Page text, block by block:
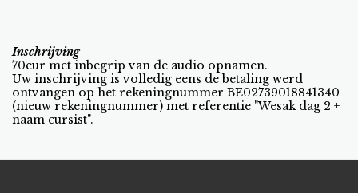
Inschrijving
70eur met inbegrip van de audio opnamen.
Uw inschrijving is volledig eens de betaling werd
ontvangen op het rekeningnummer BE02739018841340
(nieuw rekeningnummer) met referentie "Wesak dag 2 +
naam cursist".